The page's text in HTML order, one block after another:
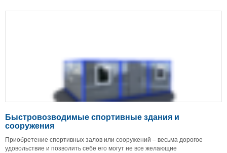
Быстровозводимые спортивные здания и
сооружения
Приобретение спортивных залов или сооружений – весьма дорогое
удовольствие и позволить себе его могут не все желающие